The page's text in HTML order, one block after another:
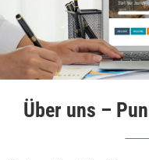
Über uns –